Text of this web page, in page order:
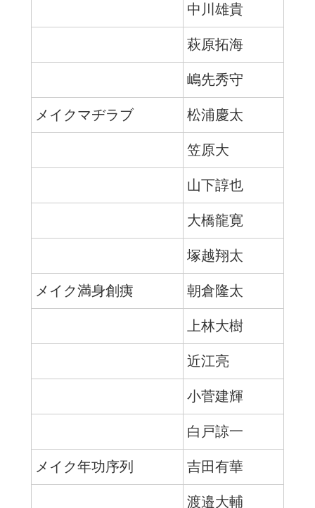
中川雄貴
萩原拓海
嶋先秀守
メイクマヂラブ 松浦慶太
笠原大
山下諄也
大橋龍寛
塚越翔太
メイク満身創痍 朝倉隆太
上林大樹
近江亮
小菅建輝
白戸諒一
メイク年功序列 吉田有華
渡邉大輔